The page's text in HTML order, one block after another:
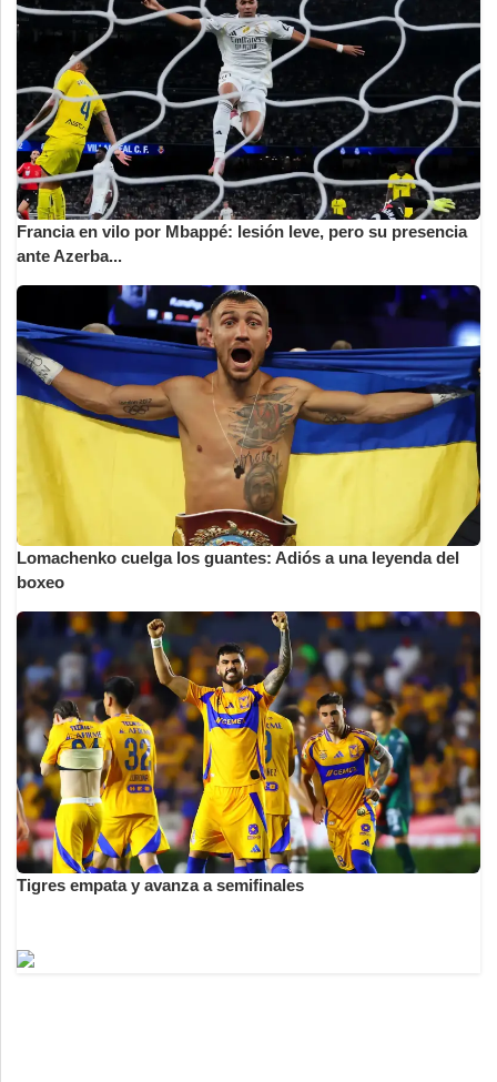
Francia en vilo por Mbappé: lesión leve, pero su presencia
ante Azerba...
Lomachenko cuelga los guantes: Adiós a una leyenda del
boxeo
Tigres empata y avanza a semifinales